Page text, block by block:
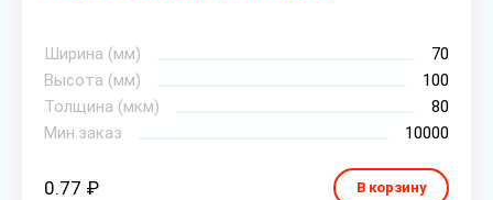
Ширина (мм)
70
Высота (мм)
100
Толщина (мкм)
80
Мин.заказ
10000
0.77 ₽ В корзину